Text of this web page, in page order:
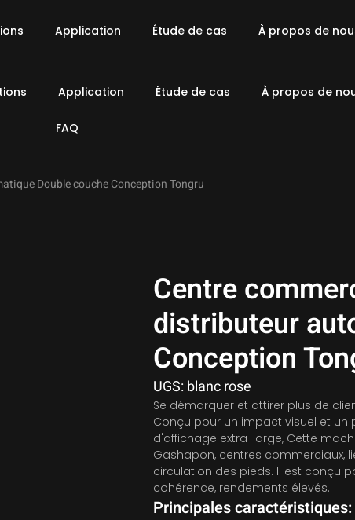
Application Étude de cas À propos de
Application Étude de cas À propos de
FAQ
Double couche Conception Tongru
Centre
distributeur
Conception
UGS: blanc rose
Se démarquer et attirer plus de
Conçu pour un impact visuel et un
d'affichage extra-large, Cette
Gashapon, centres commerciaux,
circulation des pieds. Il est conçu
cohérence, rendements élevés.
Principales caractéristiques: